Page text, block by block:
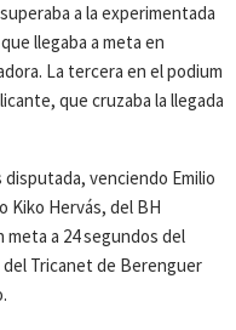
a la experimentada
llegaba a meta en
La tercera en el podium
que cruzaba la llegada
venciendo Emilio
Kiko Hervás, del BH
a 24 segundos del
Tricanet de Berenguer